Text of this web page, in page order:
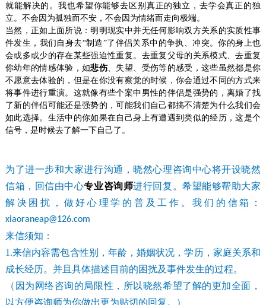
就能解决的。我也希望你能够去区别真正的独立，去学会真正的独
立。不会因为孤独而不安，不会因为情绪而走向极端。
当然，正如上面所说：明明现实中并无任何影响双方关系的实质性事
件发生，我们自身去“制造”了伴侣关系中的争执、冲突。你的身上也
会或多或少的存在某些强迫性重复。去重复父母的关系模式、去重复
你幼年的情感体验，如悲伤、失望、受伤等的感受，这些虽然都是你
不愿意去体验的，但是在你没有察觉的时候，你会通过不同的方式来
将事件进行重演。这就像有些个案中男性的伴侣是强势的，离婚了找
了新的伴侣可能还是强势的，可能我们自己都搞不清楚为什么我们会
如此选择。生活中的你如果在自己身上有遭遇到类似的经历，这是个
信号，是时候去了解一下自己了。
为了进一步和大家进行沟通，晓然心理咨询中心将开设晓然
信箱，回信由中心专业咨询师进行回复。希望能够帮助大家
解决困扰，做好心理学的普及工作。我们的信箱：
xiaoraneap@126.com
来信须知：
1.来信内容需包含性别，年龄，婚姻状况，学历，家庭关系和
成长经历。并且具体描述目前的困扰及事件发生的过程。
（因为网络咨询的局限性，所以晓然希望了解的更加全面，
以方便咨询师为你做出更为贴切的回复。）